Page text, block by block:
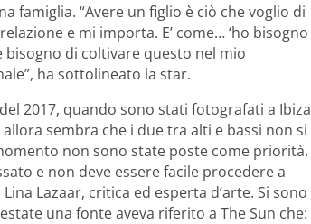
famiglia. “Avere un figlio è ciò che voglio di
e mi importa. E’ come… ‘ho bisogno
bisogno di coltivare questo nel mio
ha sottolineato la star.
2017, quando sono stati fotografati a Ibiza
sembra che i due tra alti e bassi non si
non sono state poste come priorità.
e non deve essere facile procedere a
Lina Lazaar, critica ed esperta d’arte. Si sono
una fonte aveva riferito a The Sun che: